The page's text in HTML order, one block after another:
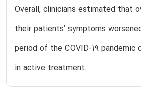
Overall, clinicians estimated that
their patients’ symptoms
period of the COVID-19 pandemic
in active treatment.